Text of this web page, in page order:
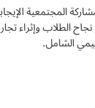
المجتمعية
الطلاب وإثراء
الشامل.